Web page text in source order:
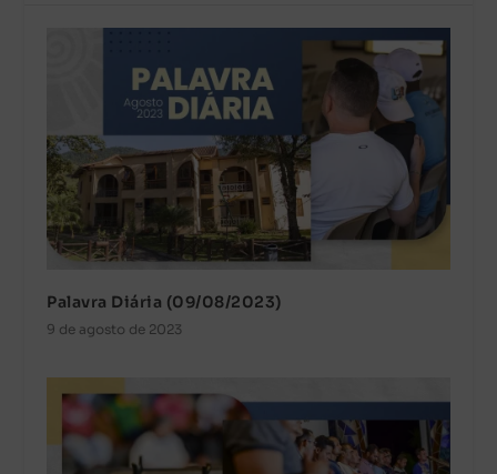
Palavra Diária (09/08/2023)
9 de agosto de 2023